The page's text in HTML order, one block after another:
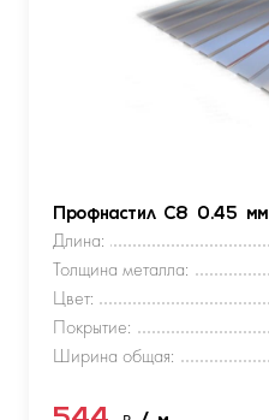
Профнастил С8 0.45 мм
Длина:
Толщина металла:
Цвет:
Покрытие:
Ширина общая: